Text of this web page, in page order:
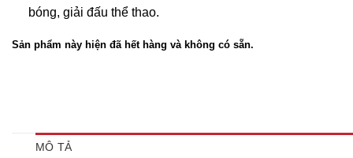
bóng, giải đấu thể thao.
Sản phẩm này hiện đã hết hàng và không có sẵn.
MÔ TẢ